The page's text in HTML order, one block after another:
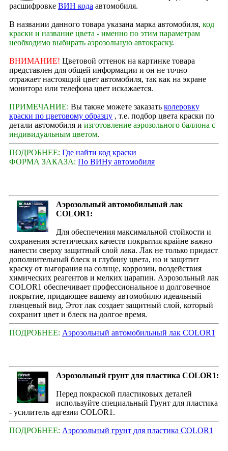
расшифровке ВИН кода автомобиля.
В названии данного товара указана марка автомобиля, код
краски и название цвета - именно по этим параметрам
необходимо выбирать аэрозольную автокраску.
ВНИМАНИЕ! Цветовой оттенок на картинке товара
представлен для общей информации и он не точно
отражает настоящий цвет автомобиля, так как на экране
монитора или телефона цвет искажается.
ПРИМЕЧАНИЕ: Вы также можете заказать колеровку
краски по цветовому образцу , т.е. подбор цвета краски по
детали автомобиля и изготовление аэрозольного баллона с
индивидуальным цветом.
ПОДРОБНЕЕ: Где найти код краски
ФОРМА ЗАКАЗА: По ВИНу автомобиля
Аэрозольный автомобильный лак
COLOR1:
Для обеспечения максимальной стойкости и
сохранения эстетических качеств покрытия крайне важно
нанести сверху защитный слой лака. Лак не только придаст
дополнительный блеск и глубину цвета, но и защитит
краску от выгорания на солнце, коррозии, воздействия
химических реагентов и мелких царапин. Аэрозольный лак
COLOR1 обеспечивает профессиональное и долговечное
покрытие, придающее вашему автомобилю идеальный
глянцевый вид. Этот лак создает защитный слой, который
сохранит цвет и блеск на долгое время.
ПОДРОБНЕЕ: Аэрозольный автомобильный лак COLOR1
Аэрозольный грунт для пластика COLOR1:
Перед покраской пластиковых деталей
используйте специальный Грунт для пластика
- усилитель адгезии COLOR1.
ПОДРОБНЕЕ: Аэрозольный грунт для пластика COLOR1